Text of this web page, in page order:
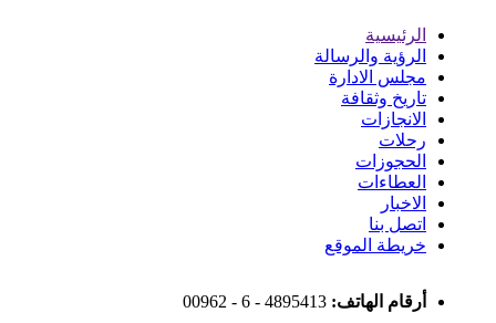
Footer
Menu
الرئيسية
الرؤية والرسالة
مجلس الادارة
تاريخ وثقافة
الانجازات
رحلات
الحجوزات
العطاءات
الاخبار
اتصل بنا
خريطة الموقع
أرقام الهاتف: 00962 - 6 - 4895413